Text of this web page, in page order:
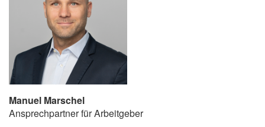
Manuel Marschel
Ansprechpartner für Arbeitgeber